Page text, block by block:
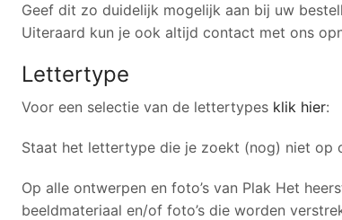
Geef dit zo duidelijk mogelijk aan bij uw
Uiteraard kun je ook altijd contact met ons
Lettertype
Voor een selectie van de lettertypes klik hier:
Staat het lettertype die je zoekt (nog) niet op
Op alle ontwerpen en foto’s van Plak Het
beeldmateriaal en/of foto’s die worden